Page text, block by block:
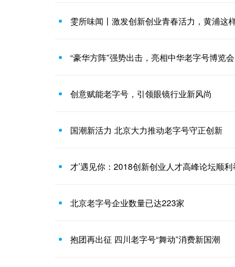
雯所味闻丨激发创新创业青春活力，黄浦这
“豪华方阵”强势出击，亮相中华老字号博览会
创意赋能老字号，引领眼镜行业新风尚
国潮新活力 北京大力推动老字号守正创新
才’遇见你：2018创新创业人才高峰论坛顺
北京老字号企业数量已达223家
抱团再出征 四川老字号“舞动”消费新国潮